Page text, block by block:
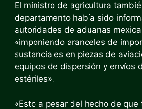
El ministro de agricultura
departamento había sido
autoridades de aduanas
«imponiendo aranceles de
sustanciales en piezas de
equipos de dispersión y envíos
estériles».
«Esto a pesar del hecho de que